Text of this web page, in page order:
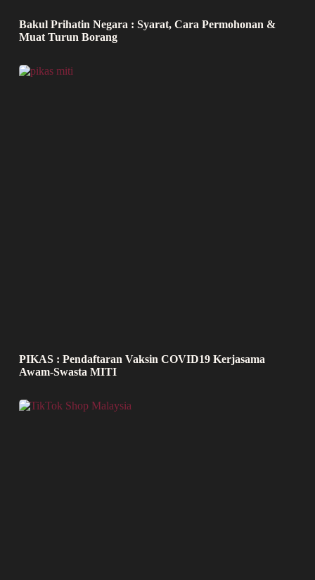
Bakul Prihatin Negara : Syarat, Cara Permohonan &
Muat Turun Borang
PIKAS : Pendaftaran Vaksin COVID19 Kerjasama
Awam-Swasta MITI